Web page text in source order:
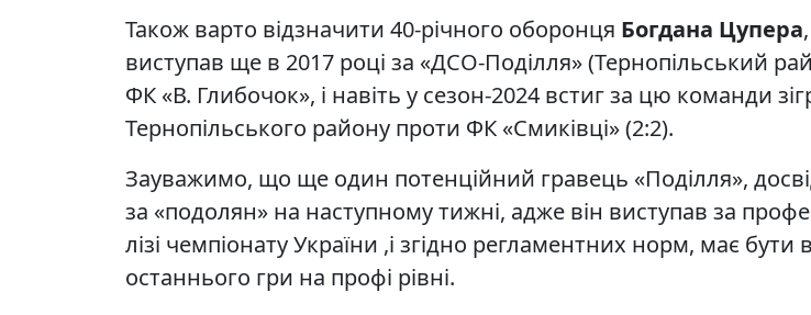
Також варто відзначити 40-річного оборонця Богдана Цупера
виступав ще в 2017 році за «ДСО-Поділля» (Тернопільський
ФК «В. Глибочок», і навіть у сезон-2024 встиг за цю команди
Тернопільського району проти ФК «Смиківці» (2:2).
Зауважимо, що ще один потенційний гравець «Поділля»,
за «подолян» на наступному тижні, адже він виступав за
лізі чемпіонату України ,і згідно регламентних норм, має бути
останнього гри на профі рівні.